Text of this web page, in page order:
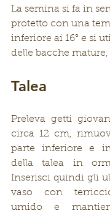
La semina si fa in
protetto con una
inferiore ai 16° e si
delle bacche
Talea
Preleva getti
circa 12 cm,
parte inferiore e
della talea in
Inserisci quindi gli
vaso con
umido e